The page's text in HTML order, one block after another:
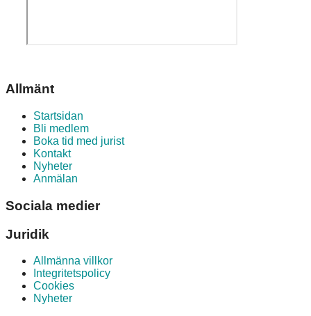
Allmänt
Startsidan
Bli medlem
Boka tid med jurist
Kontakt
Nyheter
Anmälan
Sociala medier
Juridik
Allmänna villkor
Integritetspolicy
Cookies
Nyheter